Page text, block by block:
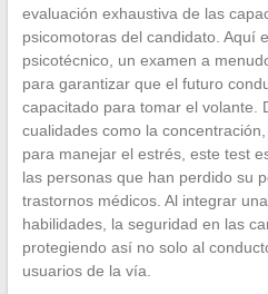
evaluación exhaustiva de las
psicomotoras del candidato. Aquí
psicotécnico, un examen a
para garantizar que el futuro
capacitado para tomar el volante.
cualidades como la
para manejar el estrés, este test
las personas que han perdido su
trastornos médicos. Al integrar
habilidades, la seguridad en las
protegiendo así no solo al
usuarios de la vía.